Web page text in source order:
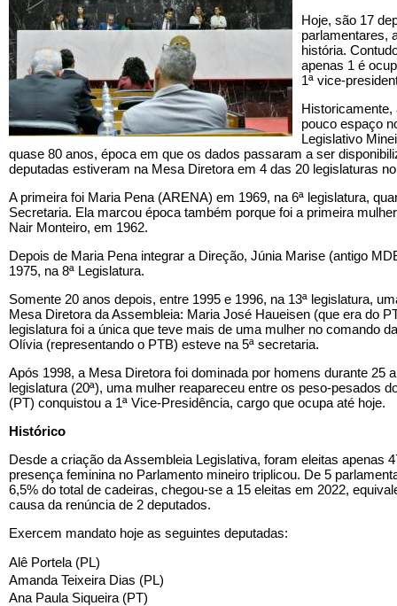
Hoje, são 17
parlamentares,
história.
apenas 1 é
1ª vice-
pouco espaço
Legislativo
quase 80 anos, época em que os dados passaram a ser
deputadas estiveram na Mesa Diretora em 4 das 20 legislaturas
A primeira foi Maria Pena (ARENA) em 1969, na 6ª legislatura,
Secretaria. Ela marcou época também porque foi a primeira
Nair Monteiro, em 1962.
Depois de Maria Pena integrar a Direção, Júnia Marise (antigo
1975, na 8ª Legislatura.
Somente 20 anos depois, entre 1995 e 1996, na 13ª legislatura,
Mesa Diretora da Assembleia: Maria José Haueisen (que era do
legislatura foi a única que teve mais de uma mulher no comando
Olívia (representando o PTB) esteve na 5ª secretaria.
Após 1998, a Mesa Diretora foi dominada por homens durante 25
legislatura (20ª), uma mulher reapareceu entre os peso-pesados
(PT) conquistou a 1ª Vice-Presidência, cargo que ocupa até hoje.
Histórico
Desde a criação da Assembleia Legislativa, foram eleitas apenas
presença feminina no Parlamento mineiro triplicou. De 5
6,5% do total de cadeiras, chegou-se a 15 eleitas em 2022,
causa da renúncia de 2 deputados.
Exercem mandato hoje as seguintes deputadas:
Alê Portela (PL)
Amanda Teixeira Dias (PL)
Ana Paula Siqueira (PT)